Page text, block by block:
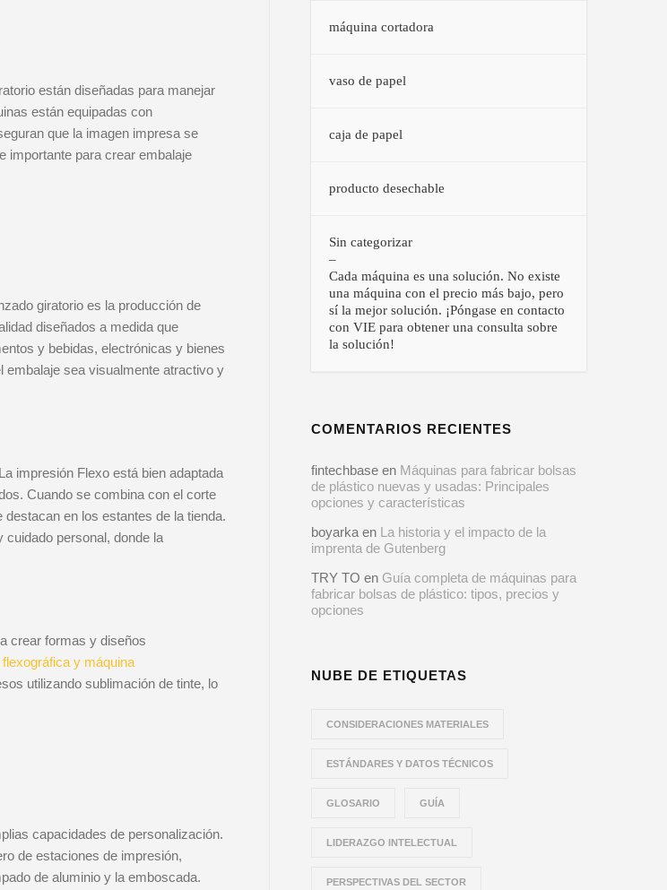
están diseñadas para manejar
están equipadas con
que la imagen impresa se
importante para crear embalaje
giratorio es la producción de
diseñados a medida que
y bebidas, electrónicas y bienes
embalaje sea visualmente atractivo y
impresión Flexo está bien adaptada
Cuando se combina con el corte
en los estantes de la tienda.
personal, donde la
crear formas y diseños
y máquina
utilizando sublimación de tinte, lo
capacidades de personalización.
de estaciones de impresión,
de aluminio y la emboscada.
máquina cortadora
vaso de papel
caja de papel
producto desechable
Sin categorizar
–
Cada máquina es una solución. No existe
una máquina con el precio más bajo, pero
sí la mejor solución. ¡Póngase en contacto
con VIE para obtener una consulta sobre
la solución!
COMENTARIOS RECIENTES
fintechbase en Máquinas para fabricar bolsas
de plástico nuevas y usadas: Principales
opciones y características
boyarka en La historia y el impacto de la
imprenta de Gutenberg
TRY TO en Guía completa de máquinas para
fabricar bolsas de plástico: tipos, precios y
opciones
NUBE DE ETIQUETAS
CONSIDERACIONES MATERIALES
ESTÁNDARES Y DATOS TÉCNICOS
GLOSARIO GUÍA
LIDERAZGO INTELECTUAL
PERSPECTIVAS DEL SECTOR